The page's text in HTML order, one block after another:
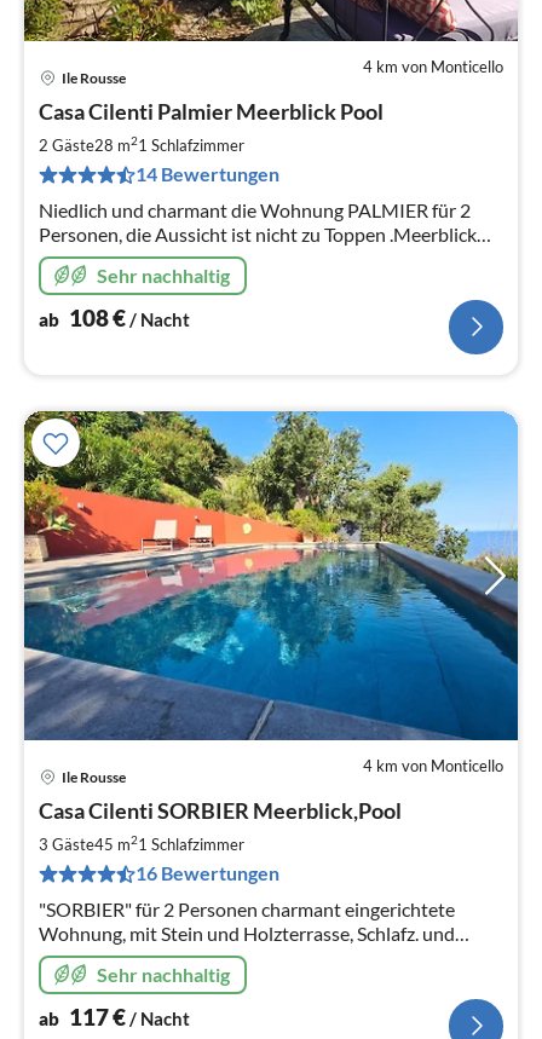
4 km von Monticello
Ile Rousse
Casa Cilenti Palmier Meerblick Pool
2 Gäste28 m21 Schlafzimmer
14 Bewertungen
Niedlich und charmant die Wohnung PALMIER für 2
Personen, die Aussicht ist nicht zu Toppen .Meerblick
soweit das Auge reicht. Die grosse Terrasse ohne
Einblick ist ganz privat .
Sehr nachhaltig
ab 108€ / Nacht
4 km von Monticello
Ile Rousse
Casa Cilenti SORBIER Meerblick,Pool
3 Gäste45 m21 Schlafzimmer
16 Bewertungen
"SORBIER" für 2 Personen charmant eingerichtete
Wohnung, mit Stein und Holzterrasse, Schlafz. und
Wohnr.mit Terrassenausgang ,Grill Panorama Aussicht-
Meer-Strand-Pool, Natur ,
Sehr nachhaltig
ab 117€/ Nacht